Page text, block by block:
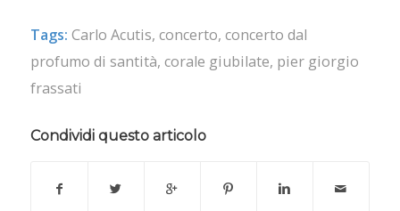
Tags: Carlo Acutis, concerto, concerto dal
profumo di santità, corale giubilate, pier giorgio
frassati
Condividi questo articolo